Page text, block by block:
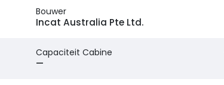
Bouwer
Incat Australia Pte Ltd.
Capaciteit Cabine
—